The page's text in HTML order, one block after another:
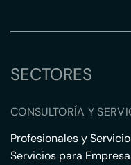
SECTORES
CONSULTORÍA Y
Profesionales y
Servicios para